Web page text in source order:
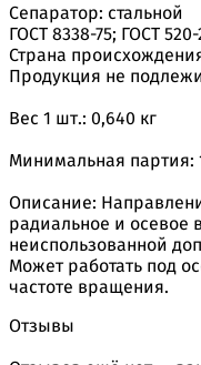
Сепаратор: стальной
ГОСТ 8338-75; ГОСТ 520-
Страна
Продукция не
Вес 1 шт.: 0,640 кг
Минимальная партия:
Описание:
радиальное и осевое
неиспользованной
Может работать под
частоте вращения.
Отзывы